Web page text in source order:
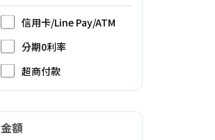
信用卡/Line Pay/ATM
分期0利率
超商付款
金額